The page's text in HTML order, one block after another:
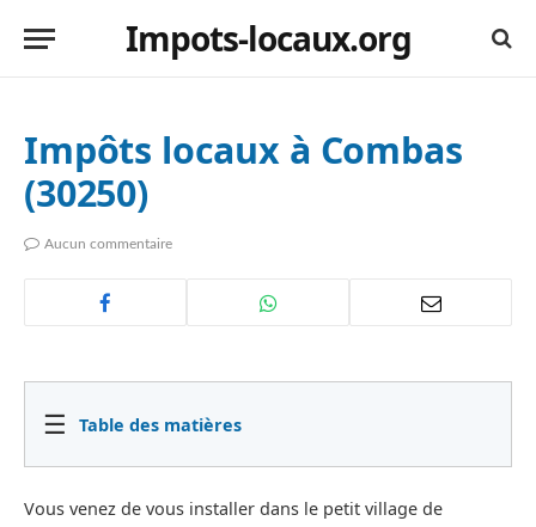
Impots-locaux.org
Impôts locaux à Combas
(30250)
Aucun commentaire
☰ Table des matières
Vous venez de vous installer dans le petit village de